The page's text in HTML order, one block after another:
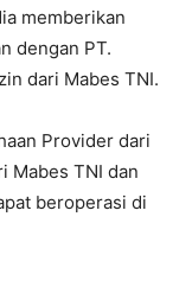
memberikan
dengan PT.
dari Mabes TNI.
Provider dari
Mabes TNI dan
beroperasi di